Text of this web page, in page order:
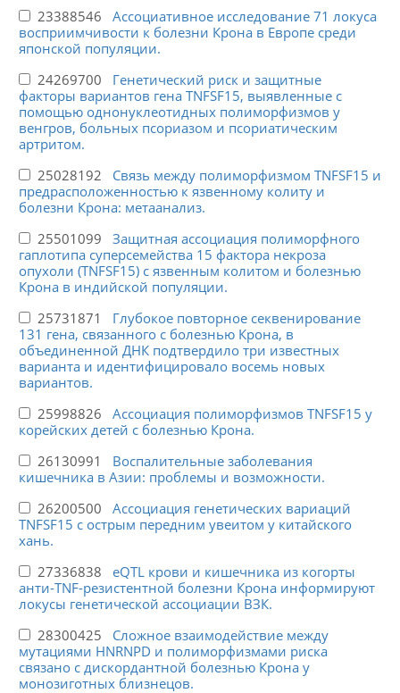
23388546 Ассоциативное исследование 71 локуса
восприимчивости к болезни Крона в Европе среди
японской популяции.
24269700 Генетический риск и защитные
факторы вариантов гена TNFSF15, выявленные с
помощью однонуклеотидных полиморфизмов у
венгров, больных псориазом и псориатическим
артритом.
25028192 Связь между полиморфизмом TNFSF15 и
предрасположенностью к язвенному колиту и
болезни Крона: метаанализ.
25501099 Защитная ассоциация полиморфного
гаплотипа суперсемейства 15 фактора некроза
опухоли (TNFSF15) с язвенным колитом и болезнью
Крона в индийской популяции.
25731871 Глубокое повторное секвенирование
131 гена, связанного с болезнью Крона, в
объединенной ДНК подтвердило три известных
варианта и идентифицировало восемь новых
вариантов.
25998826 Ассоциация полиморфизмов TNFSF15 у
корейских детей с болезнью Крона.
26130991 Воспалительные заболевания
кишечника в Азии: проблемы и возможности.
26200500 Ассоциация генетических вариаций
TNFSF15 с острым передним увеитом у китайского
хань.
27336838 eQTL крови и кишечника из когорты
анти-TNF-резистентной болезни Крона информируют
локусы генетической ассоциации ВЗК.
28300425 Сложное взаимодействие между
мутациями HNRNPD и полиморфизмами риска
связано с дискордантной болезнью Крона у
монозиготных близнецов.